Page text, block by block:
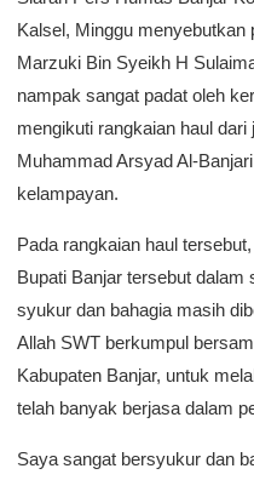
Kalsel, Minggu
Marzuki Bin Syeikh H
nampak sangat padat oleh
mengikuti rangkaian haul
Muhammad Arsyad Al-
kelampayan.
Pada rangkaian haul
Bupati Banjar tersebut
syukur dan bahagia masih
Allah SWT berkumpul
Kabupaten Banjar, untuk
telah banyak berjasa dalam
Saya sangat bersyukur dan